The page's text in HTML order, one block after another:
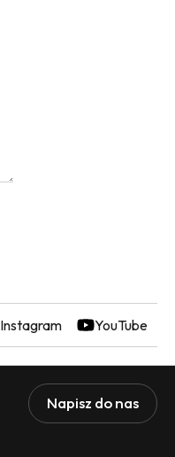
Instagram YouTube
Napisz do nas